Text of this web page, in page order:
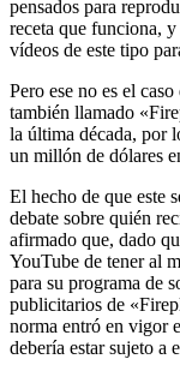
pensados ​​para
receta que funciona,
vídeos de este tipo
Pero ese no es el
también llamado
la última década, por
un millón de dólares
El hecho de que este
debate sobre quién
afirmado que, dado
YouTube de tener al
para su programa de
publicitarios de
norma entró en vigor
debería estar sujeto a